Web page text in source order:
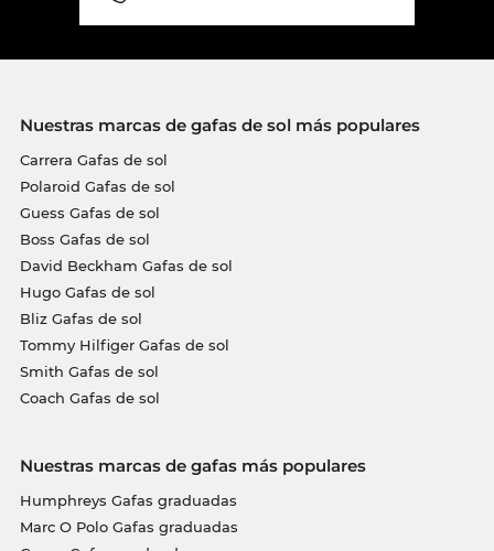
Nuestras marcas de gafas de sol más populares
Carrera Gafas de sol
Polaroid Gafas de sol
Guess Gafas de sol
Boss Gafas de sol
David Beckham Gafas de sol
Hugo Gafas de sol
Bliz Gafas de sol
Tommy Hilfiger Gafas de sol
Smith Gafas de sol
Coach Gafas de sol
Nuestras marcas de gafas más populares
Humphreys Gafas graduadas
Marc O Polo Gafas graduadas